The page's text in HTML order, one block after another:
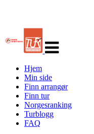
navigasjon
Hjem
Min side
Finn arrangør
Finn tur
Norgesranking
Turblogg
FAQ